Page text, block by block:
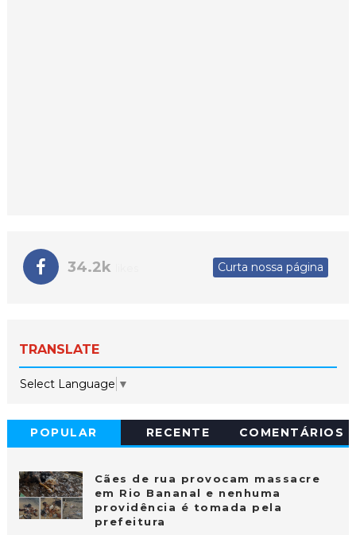
34.2k Curta nossa página
TRANSLATE
Select Language ▼
POPULAR RECENTE COMENTÁRIOS
Cães de rua provocam massacre
em Rio Bananal e nenhuma
providência é tomada pela
prefeitura